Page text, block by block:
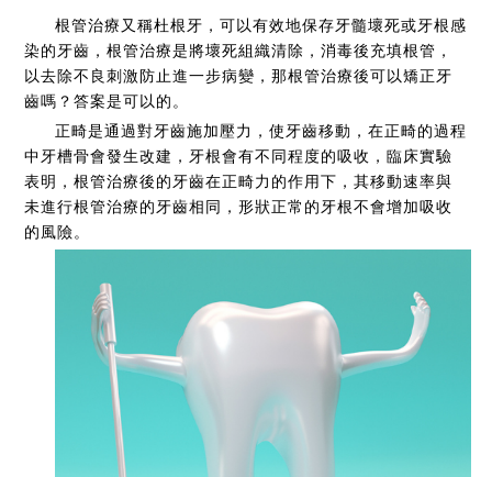
根管治療又稱杜根牙，可以有效地保存牙髓壞死或牙根感
染的牙齒，根管治療是將壞死組織清除，消毒後充填根管，
以去除不良刺激防止進一步病變，那根管治療後可以矯正牙
齒嗎？答案是可以的。
正畸是通過對牙齒施加壓力，使牙齒移動，在正畸的過程
中牙槽骨會發生改建，牙根會有不同程度的吸收，臨床實驗
表明，根管治療後的牙齒在正畸力的作用下，其移動速率與
未進行根管治療的牙齒相同，形狀正常的牙根不會增加吸收
的風險。